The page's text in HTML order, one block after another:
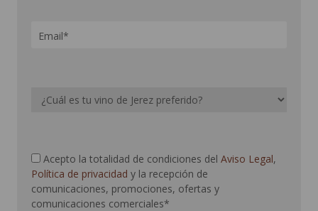
Acepto la totalidad de condiciones del Aviso Legal,
Política de privacidad y la recepción de
comunicaciones, promociones, ofertas y
comunicaciones comerciales*